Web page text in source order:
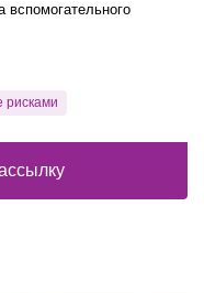
вспомогательного
рисками